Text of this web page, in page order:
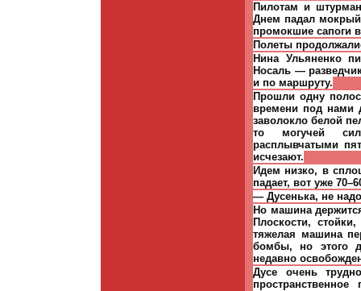
Пилотам и
Днем падал мокрый
промокшие сапоги
Полеты
Нина Ульяненко
Носаль —
и по маршруту.
Прошли одну
времени под нами
заволокло белой
то могучей
расплывчатыми
исчезают.
Идем низко, в
падает, вот уже
— Дусенька, не
Но машина
Плоскости,
тяжелая машина
бомбы, но этого
недавно
Дусе очень